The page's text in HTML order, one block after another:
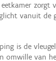
zorgt
vanuit de
is de
omwille van